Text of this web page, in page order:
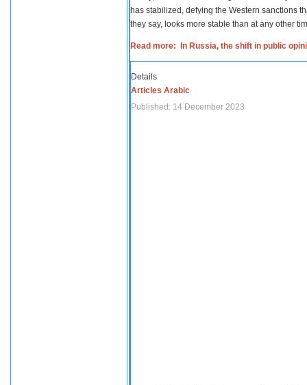
has stabilized, defying the Western sanctions
they say, looks more stable than at any other
Read more: In Russia, the shift in public
Details
Articles Arabic
Published: 14 December 2023